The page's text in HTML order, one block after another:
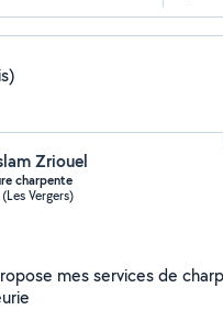
Zriouel
charpente
Vergers)
mes services de